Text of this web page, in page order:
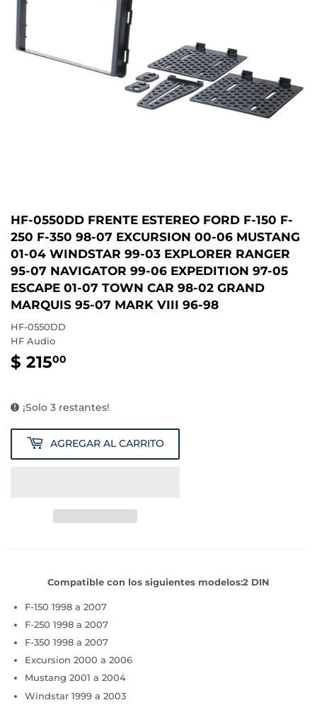
HF-0550DD FRENTE ESTEREO FORD F-150 F-
250 F-350 98-07 EXCURSION 00-06 MUSTANG
01-04 WINDSTAR 99-03 EXPLORER RANGER
95-07 NAVIGATOR 99-06 EXPEDITION 97-05
ESCAPE 01-07 TOWN CAR 98-02 GRAND
MARQUIS 95-07 MARK VIII 96-98
HF-0550DD
HF Audio
$ 21500
¡Solo 3 restantes!
AGREGAR AL CARRITO
Compatible con los siguientes modelos:2 DIN
F-150 1998 a 2007
F-250 1998 a 2007
F-350 1998 a 2007
Excursion 2000 a 2006
Mustang 2001 a 2004
Windstar 1999 a 2003